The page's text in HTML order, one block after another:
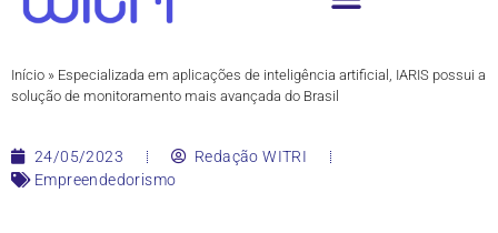
Início » Especializada em aplicações de inteligência artificial, IARIS possui a
solução de monitoramento mais avançada do Brasil
24/05/2023
Redação WITRI
Empreendedorismo